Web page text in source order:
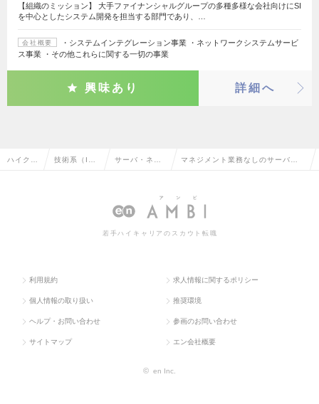
【組織のミッション】 大手ファイナンシャルグループの多種多様な会社向けにSI
を中心としたシステム開発を担当する部門であり、…
会社概要
・システムインテグレーション事業 ・ネットワークシステムサービ
ス事業 ・その他これらに関する一切の事業
興味あり 詳細へ
ハイクラ 技術系（I サーバ・ネッ
ジニア
マネジメント業務なしのサーバ・
求人情報一覧
若手ハイキャリアのスカウト転職
利用規約 求人情報に関するポリシー
個人情報の取り扱い 推奨環境
ヘルプ・お問い合わせ 参画のお問い合わせ
サイトマップ エン会社概要
© en Inc.